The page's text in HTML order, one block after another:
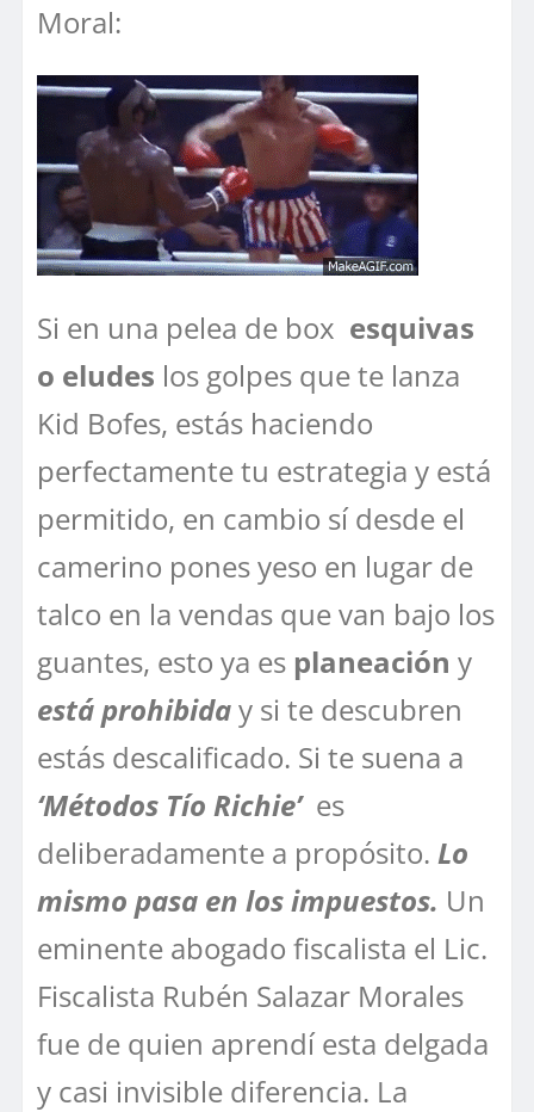
Moral:
Si en una pelea de box esquivas
o eludes los golpes que te lanza
Kid Bofes, estás haciendo
perfectamente tu estrategia y está
permitido, en cambio sí desde el
camerino pones yeso en lugar de
talco en la vendas que van bajo los
guantes, esto ya es planeación y
está prohibiday si te descubren
estás descalificado. Si te suena a
‘Métodos Tío Richie’es
deliberadamente a propósito. Lo
mismo pasa en los impuestos. Un
eminente abogado fiscalista el Lic.
Fiscalista Rubén Salazar Morales
fue de quien aprendí esta delgada
y casi invisible diferencia. La